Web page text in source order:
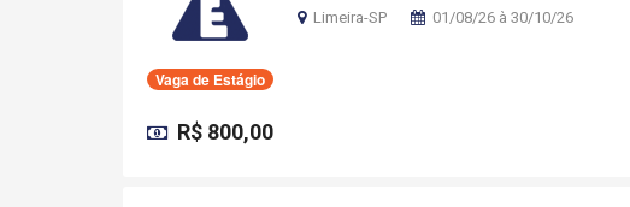
Vaga de Estágio
Limeira-SP 01/08/26 à 30/10/26
R$ 800,00